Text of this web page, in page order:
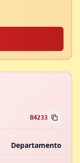
B4233
Departamento